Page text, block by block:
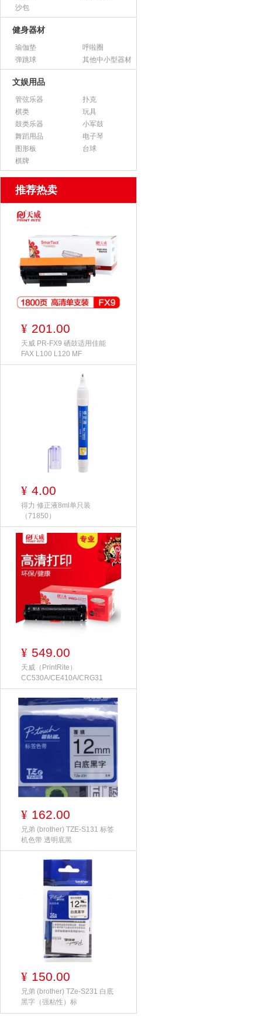
沙包
健身器材
瑜伽垫
呼啦圈
弹跳球
其他中小型器材
文娱用品
管弦乐器
扑克
棋类
玩具
鼓类乐器
小军鼓
舞蹈用品
电子琴
图形板
台球
棋牌
推荐热卖
¥ 201.00
天威 PR-FX9 硒鼓适用佳能
FAX L100 L120 MF
¥ 4.00
得力 修正液8ml单只装
（71850）
¥ 549.00
天威（PrintRite）
CC530A/CE410A/CRG31
¥ 162.00
兄弟 (brother) TZE-S131 标签
机色带 透明底黑
¥ 150.00
兄弟 (brother) TZe-S231 白底
黑字（强粘性）标